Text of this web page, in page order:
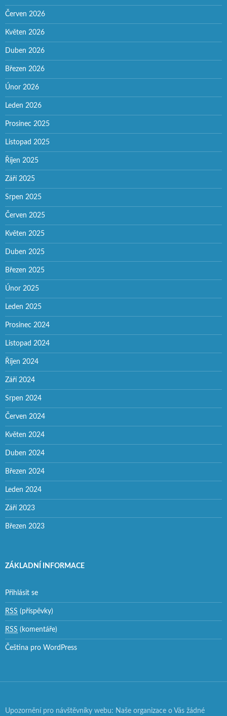
Červen 2026
Květen 2026
Duben 2026
Březen 2026
Únor 2026
Leden 2026
Prosinec 2025
Listopad 2025
Říjen 2025
Září 2025
Srpen 2025
Červen 2025
Květen 2025
Duben 2025
Březen 2025
Únor 2025
Leden 2025
Prosinec 2024
Listopad 2024
Říjen 2024
Září 2024
Srpen 2024
Červen 2024
Květen 2024
Duben 2024
Březen 2024
Leden 2024
Září 2023
Březen 2023
ZÁKLADNÍ INFORMACE
Přihlásit se
RSS (příspěvky)
RSS (komentáře)
Čeština pro WordPress
Upozornění pro návštěvníky webu: Naše organizace o Vás žádné